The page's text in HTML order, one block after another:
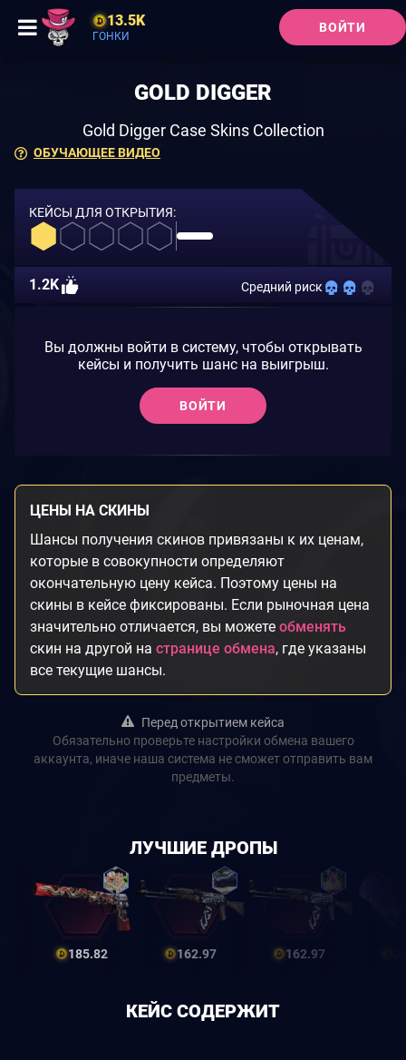
13.5K
ГОНКИ
ВОЙТИ
ОБУЧАЮЩЕЕ ВИДЕО
GOLD DIGGER
Gold Digger Case Skins Collection
КЕЙСЫ ДЛЯ ОТКРЫТИЯ:
1.2K Средний риск
Вы должны войти в систему, чтобы открывать
кейсы и получить шанс на выигрыш.
ВОЙТИ
ЦЕНЫ НА СКИНЫ
Шансы получения скинов привязаны к их ценам,
которые в совокупности определяют
окончательную цену кейса. Поэтому цены на
скины в кейсе фиксированы. Если рыночная цена
значительно отличается, вы можете обменять
скин на другой на странице обмена, где указаны
все текущие шансы.
Перед открытием кейса
Обязательно проверьте настройки обмена вашего
аккаунта, иначе наша система не сможет отправить вам
предметы.
ЛУЧШИЕ ДРОПЫ
185.82 162.97 162.97
КЕЙС СОДЕРЖИТ